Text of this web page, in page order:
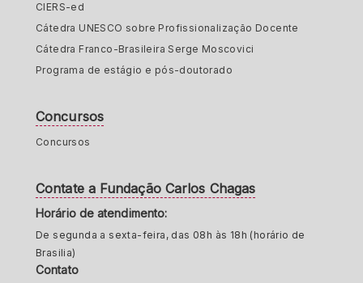
CIERS-ed
Cátedra UNESCO sobre Profissionalização Docente
Cátedra Franco-Brasileira Serge Moscovici
Programa de estágio e pós-doutorado
Concursos
Concursos
Contate a Fundação Carlos Chagas
Horário de atendimento:
De segunda a sexta-feira, das 08h às 18h (horário de
Brasilia)
Contato